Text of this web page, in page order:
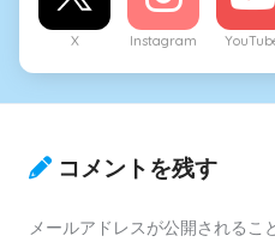
X Instagram
コメントを残す
メールアドレスが公開されるこ